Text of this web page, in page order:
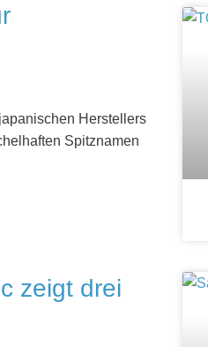
Herstellers
Spitznamen
zeigt drei